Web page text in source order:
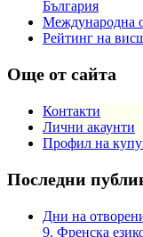
България
Международна
Рейтинг на
Още от сайта
Контакти
Лични акаунти
Профил на
Последни
Дни на
9. Френска